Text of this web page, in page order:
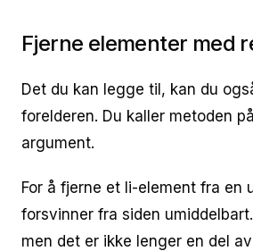
Fjerne elementer med
Det du kan legge til, kan du
forelderen. Du kaller metoden
argument.
For å fjerne et li-element fra en
forsvinner fra siden
men det er ikke lenger en del